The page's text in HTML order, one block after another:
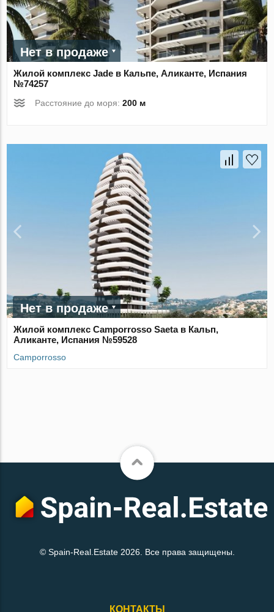
Нет в продаже
Жилой комплекс Jade в Кальпе, Аликанте, Испания
№74257
Расстояние до моря:200 м
Нет в продаже
Жилой комплекс Camporrosso Saeta в Кальп,
Аликанте, Испания №59528
Camporrosso
© Spain-Real.Estate 2026. Все права защищены.
КОНТАКТЫ